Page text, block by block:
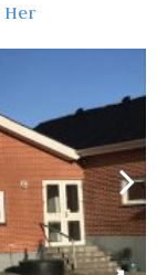
Her